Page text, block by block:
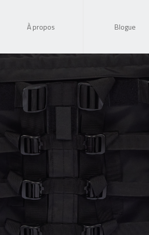
À propos Blogue